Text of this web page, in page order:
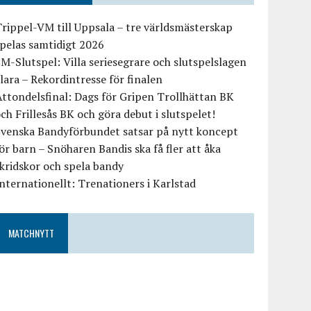
VM till Uppsala – tre världsmästerskap
samtidigt 2026
Slutspel: Villa seriesegrare och slutspelslagen
– Rekordintresse för finalen
Dags för Gripen Trollhättan BK
Frillesås BK och göra debut i slutspelet!
Bandyförbundet satsar på nytt koncept
barn – Snöharen Bandis ska få fler att åka
och spela bandy
Trenationers i Karlstad
MATCHNYTT